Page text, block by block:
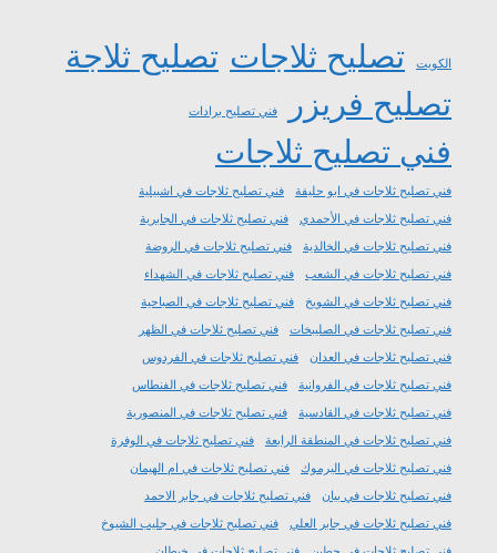
الكويت تصليح ثلاجات تصليح ثلاجة
تصليح فريزر
فني تصليح برادات
فني تصليح ثلاجات
فني تصليح ثلاجات في ابو حليفة
فني تصليح ثلاجات في اشبيلية
فني تصليح ثلاجات في الأحمدي
فني تصليح ثلاجات في الجابرية
فني تصليح ثلاجات في الخالدية
فني تصليح ثلاجات في الروضة
فني تصليح ثلاجات في الشعب
فني تصليح ثلاجات في الشهداء
فني تصليح ثلاجات في الشويخ
فني تصليح ثلاجات في الصباحية
فني تصليح ثلاجات في الصليبخات
فني تصليح ثلاجات في الظهر
فني تصليح ثلاجات في العدان
فني تصليح ثلاجات في الفردوس
فني تصليح ثلاجات في الفروانية
فني تصليح ثلاجات في الفنطاس
فني تصليح ثلاجات في القادسية
فني تصليح ثلاجات في المنصورية
فني تصليح ثلاجات في المنطقة الرابعة
فني تصليح ثلاجات في الوفرة
فني تصليح ثلاجات في اليرموك
فني تصليح ثلاجات في ام الهيمان
فني تصليح ثلاجات في بيان
فني تصليح ثلاجات في جابر الاحمد
فني تصليح ثلاجات في جابر العلي
فني تصليح ثلاجات في جليب الشيوخ